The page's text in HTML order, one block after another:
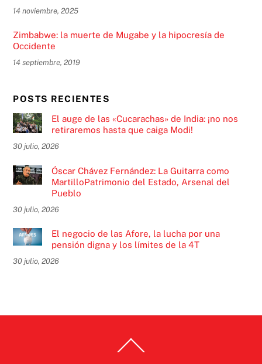
14 noviembre, 2025
Zimbabwe: la muerte de Mugabe y la hipocresía de
Occidente
14 septiembre, 2019
POSTS RECIENTES
El auge de las «Cucarachas» de India: ¡no nos
retiraremos hasta que caiga Modi!
30 julio, 2026
Óscar Chávez Fernández: La Guitarra como
MartilloPatrimonio del Estado, Arsenal del
Pueblo
30 julio, 2026
El negocio de las Afore, la lucha por una
pensión digna y los límites de la 4T
30 julio, 2026
To